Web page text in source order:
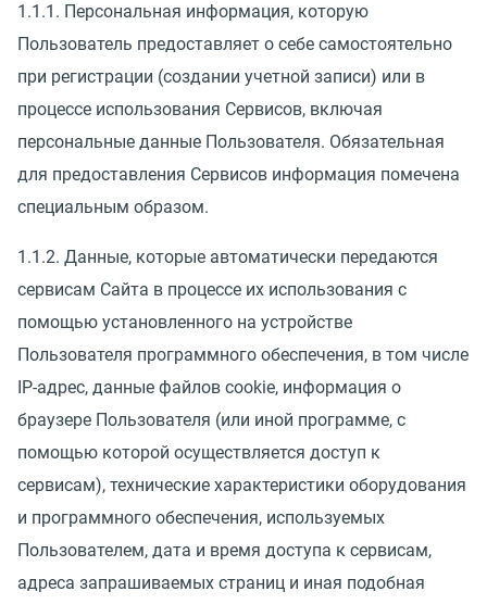
1.1.1. Персональная информация, которую
Пользователь предоставляет о себе самостоятельно
при регистрации (создании учетной записи) или в
процессе использования Сервисов, включая
персональные данные Пользователя. Обязательная
для предоставления Сервисов информация помечена
специальным образом.
1.1.2. Данные, которые автоматически передаются
сервисам Сайта в процессе их использования с
помощью установленного на устройстве
Пользователя программного обеспечения, в том числе
IP-адрес, данные файлов cookie, информация о
браузере Пользователя (или иной программе, с
помощью которой осуществляется доступ к
сервисам), технические характеристики оборудования
и программного обеспечения, используемых
Пользователем, дата и время доступа к сервисам,
адреса запрашиваемых страниц и иная подобная